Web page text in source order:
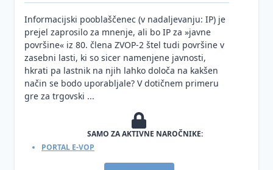
obdelavo
osebnih
podatkov
Ocena
učinkov
varstvo
Videonadzor
osebnih
podatkov na
podlagi
konkretnih
primerov iz
prakse
Smernice
mnenja
Vzorci
dokumentacija
Varstvo
Informacije
Vprašanja
Inšpekcijski
Informacijski pooblaščenec (v nadaljevanju: IP) je
prejel zaprosilo za mnenje, ali bo IP za »javne
površine« iz 80. člena ZVOP-2 štel tudi površine v
zasebni lasti, ki so sicer namenjene javnosti,
hkrati pa lastnik na njih lahko določa na kakšen
način se bodo uporabljale? V dotičnem primeru
gre za trgovski ...
SAMO ZA AKTIVNE NAROČNIKE:
PORTAL E-VOP